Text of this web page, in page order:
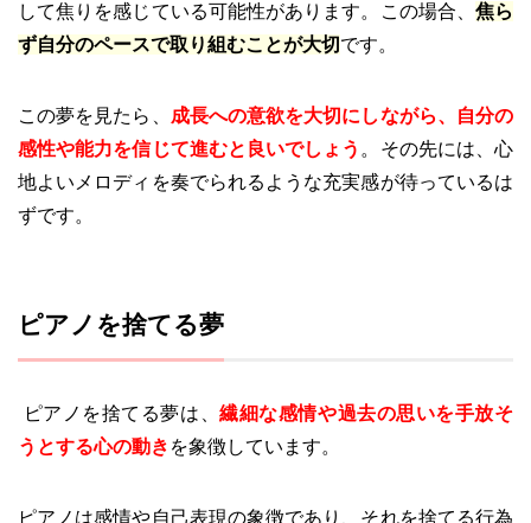
して焦りを感じている可能性があります。この場合、 焦ら
ず自分のペースで取り組むことが大切です。
この夢を見たら、 成長への意欲を大切にしながら、自分の
感性や能力を信じて進むと良いでしょう 。その先には、心
地よいメロディを奏でられるような充実感が待っているは
ずです。
ピアノを捨てる夢
ピアノを捨てる夢は、繊細な感情や過去の思いを手放そ
うとする心の動き を象徴しています。
ピアノは感情や自己表現の象徴であり、それを捨てる行為